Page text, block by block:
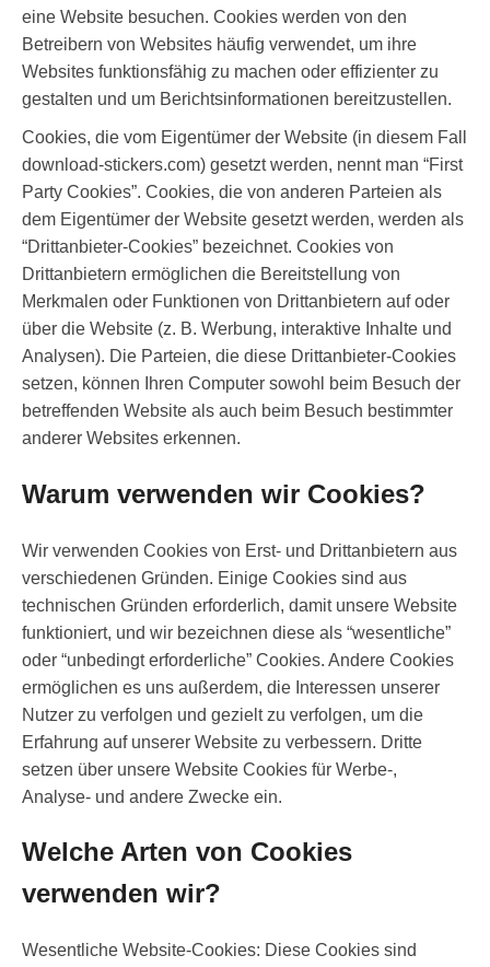
eine Website besuchen. Cookies werden von den
Betreibern von Websites häufig verwendet, um ihre
Websites funktionsfähig zu machen oder effizienter zu
gestalten und um Berichtsinformationen bereitzustellen.
Cookies, die vom Eigentümer der Website (in diesem Fall
download-stickers.com) gesetzt werden, nennt man “First
Party Cookies”. Cookies, die von anderen Parteien als
dem Eigentümer der Website gesetzt werden, werden als
“Drittanbieter-Cookies” bezeichnet. Cookies von
Drittanbietern ermöglichen die Bereitstellung von
Merkmalen oder Funktionen von Drittanbietern auf oder
über die Website (z. B. Werbung, interaktive Inhalte und
Analysen). Die Parteien, die diese Drittanbieter-Cookies
setzen, können Ihren Computer sowohl beim Besuch der
betreffenden Website als auch beim Besuch bestimmter
anderer Websites erkennen.
Warum verwenden wir Cookies?
Wir verwenden Cookies von Erst- und Drittanbietern aus
verschiedenen Gründen. Einige Cookies sind aus
technischen Gründen erforderlich, damit unsere Website
funktioniert, und wir bezeichnen diese als “wesentliche”
oder “unbedingt erforderliche” Cookies. Andere Cookies
ermöglichen es uns außerdem, die Interessen unserer
Nutzer zu verfolgen und gezielt zu verfolgen, um die
Erfahrung auf unserer Website zu verbessern. Dritte
setzen über unsere Website Cookies für Werbe-,
Analyse- und andere Zwecke ein.
Welche Arten von Cookies
verwenden wir?
Wesentliche Website-Cookies: Diese Cookies sind